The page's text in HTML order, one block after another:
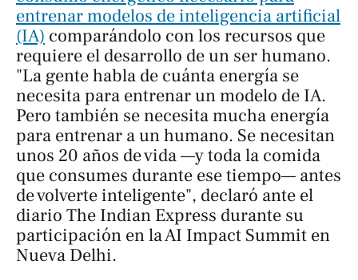
entrenar modelos de inteligencia artificial
(IA) comparándolo con los recursos que
requiere el desarrollo de un ser humano.
"La gente habla de cuánta energía se
necesita para entrenar un modelo de IA.
Pero también se necesita mucha energía
para entrenar a un humano. Se necesitan
unos 20 años de vida —y toda la comida
que consumes durante ese tiempo— antes
de volverte inteligente", declaró ante el
diario The Indian Express durante su
participación en la AI Impact Summit en
Nueva Delhi.